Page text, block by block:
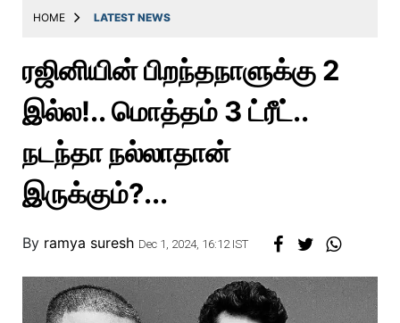
Latest
Throwback
Television
Reviews
Photos
Story
HOME LATEST NEWS
ரஜினியின் பிறந்தநாளுக்கு 2
இல்ல!.. மொத்தம் 3 ட்ரீட்..
நடந்தா நல்லாதான்
இருக்கும்?...
By ramya suresh Dec 1, 2024, 16:12 IST